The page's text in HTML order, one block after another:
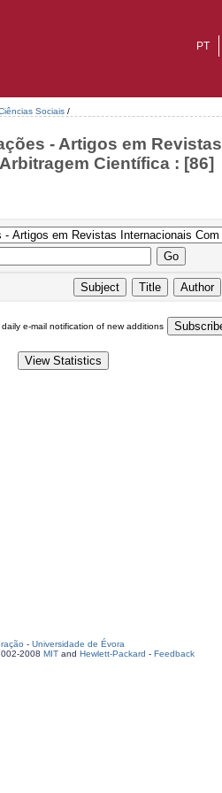
PT
Sociais /
- Artigos em Revistas
Científica : [86]
e-mail notification of new additions
- Universidade de Évora
2008 MIT and Hewlett-Packard - Feedback